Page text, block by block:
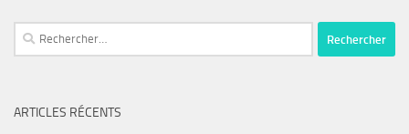
ARTICLES RÉCENTS